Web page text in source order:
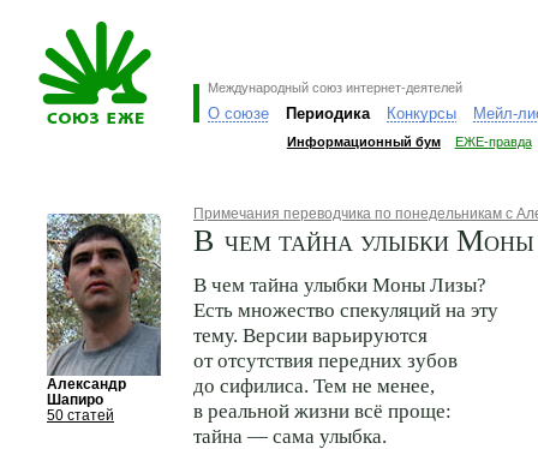
Международный союз интернет-деятелей
О союзе Периодика Конкурсы Мейл-
Информационный бум ЕЖЕ-правда
Александр
Шапиро
50 статей
Примечания переводчика по понедельникам с
В чем тайна улыбки
В чем тайна улыбки Моны Лизы?
Есть множество спекуляций на эту
тему. Версии варьируются
от отсутствия передних зубов
до сифилиса. Тем не менее,
в реальной жизни всё проще:
тайна — сама улыбка.